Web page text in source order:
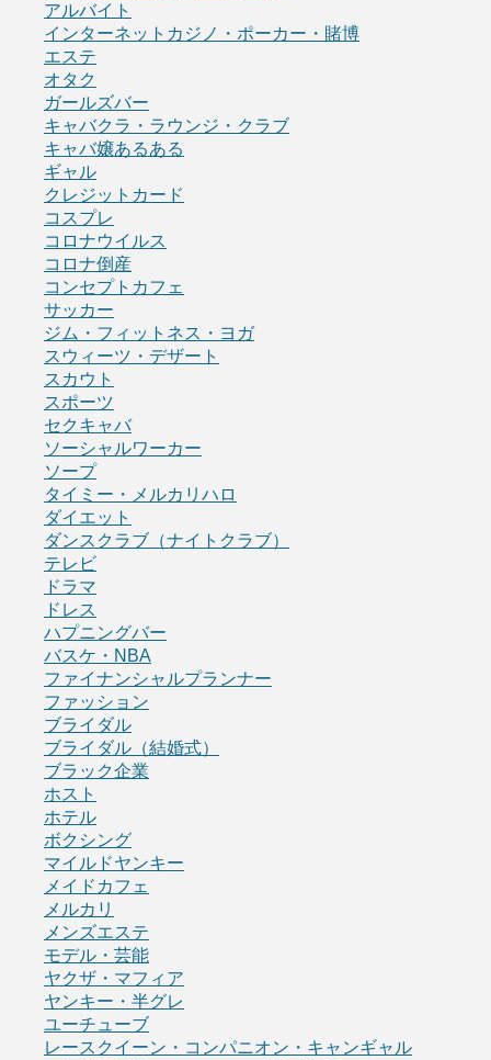
アルバイト
インターネットカジノ・ポーカー・賭博
エステ
オタク
ガールズバー
キャバクラ・ラウンジ・クラブ
キャバ嬢あるある
ギャル
クレジットカード
コスプレ
コロナウイルス
コロナ倒産
コンセプトカフェ
サッカー
ジム・フィットネス・ヨガ
スウィーツ・デザート
スカウト
スポーツ
セクキャバ
ソーシャルワーカー
ソープ
タイミー・メルカリハロ
ダイエット
ダンスクラブ（ナイトクラブ）
テレビ
ドラマ
ドレス
ハプニングバー
バスケ・NBA
ファイナンシャルプランナー
ファッション
ブライダル
ブライダル（結婚式）
ブラック企業
ホスト
ホテル
ボクシング
マイルドヤンキー
メイドカフェ
メルカリ
メンズエステ
モデル・芸能
ヤクザ・マフィア
ヤンキー・半グレ
ユーチューブ
レースクイーン・コンパニオン・キャンギャル